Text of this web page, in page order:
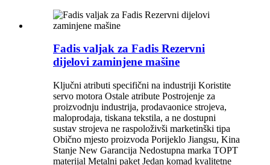
Fadis valjak za Fadis Rezervni
dijelovi zaminjene mašine
Ključni atributi specifični na industriji Koristite
servo motora Ostale atribute Postrojenje za
proizvodnju industrija, prodavaonice strojeva,
maloprodaja, tiskana tekstila, a ne dostupni
sustav strojeva ne raspoloživši marketinški tipa
Obično mjesto proizvoda Porijeklo Jiangsu, Kina
Stanje New Garancija Nedostupna marka TOPT
materijal Metalni paket Jedan komad kvalitetne